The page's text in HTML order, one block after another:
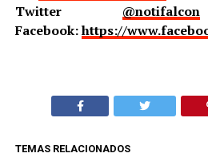
Twitter @notifalcon
Facebook:https://
TEMAS RELACIONADOS